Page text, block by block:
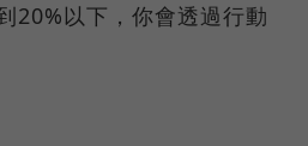
20%以下，你會透過行動